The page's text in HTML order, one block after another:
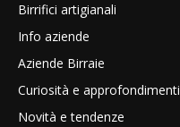
Birrifici artigianali
Info aziende
Aziende Birraie
Curiosità e approfondimenti
Novità e tendenze